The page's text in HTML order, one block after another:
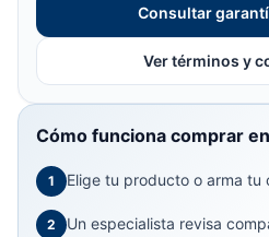
Consultar
Ver términos y
Cómo funciona comprar
1 Elige tu producto o arma tu
2
Un especialista revisa